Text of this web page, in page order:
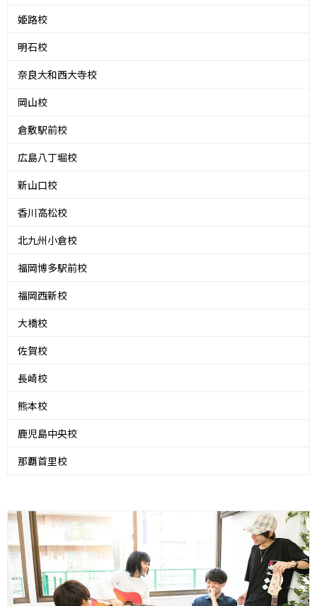
姫路校
明石校
奈良大和西大寺校
岡山校
倉敷駅前校
広島八丁堀校
新山口校
香川高松校
北九州小倉校
福岡博多駅前校
福岡西新校
大橋校
佐賀校
長崎校
熊本校
鹿児島中央校
那覇首里校